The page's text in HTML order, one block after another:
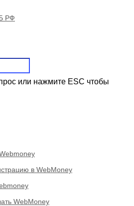
РФ
или нажмите ESC чтобы
в WebMoney
WebMoney